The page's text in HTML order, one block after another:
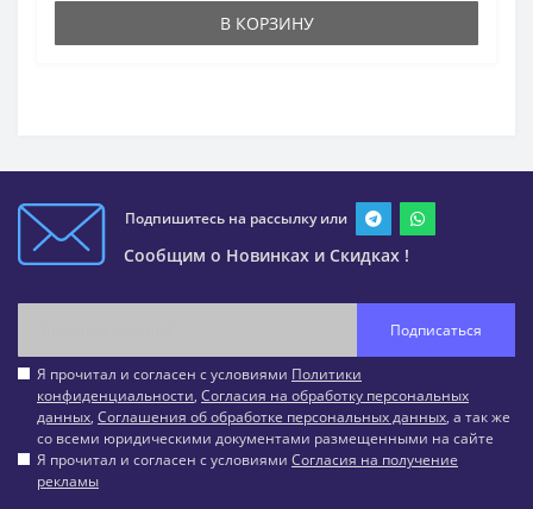
В КОРЗИНУ
Подпишитесь на рассылку или
Сообщим о Новинках и Скидках !
Подписаться
Я прочитал и согласен с условиями Политики
конфиденциальности, Согласия на обработку персональных
данных, Соглашения об обработке персональных данных, а так же
со всеми юридическими документами размещенными на сайте
Я прочитал и согласен с условиями Согласия на получение
рекламы